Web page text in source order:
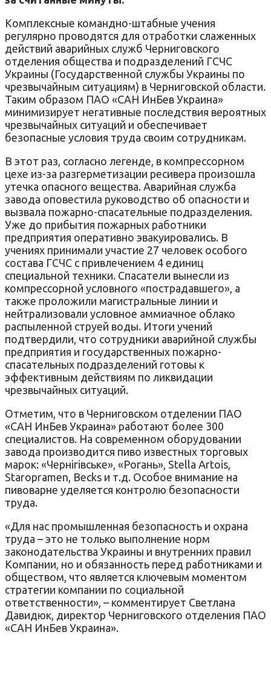
Комплексные командно-штабные учения
регулярно проводятся для отработки слаженных
действий аварийных служб Черниговского
отделения общества и подразделений ГСЧС
Украины (Государственной службы Украины по
чрезвычайным ситуациям) в Черниговской области.
Таким образом ПАО «САН ИнБев Украина»
минимизирует негативные последствия вероятных
чрезвычайных ситуаций и обеспечивает
безопасные условия труда своим сотрудникам.
В этот раз, согласно легенде, в компрессорном
цехе из-за разгерметизации ресивера произошла
утечка опасного вещества. Аварийная служба
завода оповестила руководство об опасности и
вызвала пожарно-спасательные подразделения.
Уже до прибытия пожарных работники
предприятия оперативно эвакуировались. В
учениях принимали участие 27 человек особого
состава ГСЧС с привлечением 4 единиц
специальной техники. Спасатели вынесли из
компрессорной условного «пострадавшего», а
также проложили магистральные линии и
нейтрализовали условное аммиачное облако
распыленной струей воды. Итоги учений
подтвердили, что сотрудники аварийной службы
предприятия и государственных пожарно-
спасательных подразделений готовы к
эффективным действиям по ликвидации
чрезвычайных ситуаций.
Отметим, что в Черниговском отделении ПАО
«САН ИнБев Украина» работают более 300
специалистов. На современном оборудовании
завода производится пиво известных торговых
марок: «Чернігівське», «Рогань», Stella Artois,
Staropramen, Becks и т.д. Особое внимание на
пивоварне уделяется контролю безопасности
труда.
«Для нас промышленная безопасность и охрана
труда – это не только выполнение норм
законодательства Украины и внутренних правил
Компании, но и обязанность перед работниками и
обществом, что является ключевым моментом
стратегии компании по социальной
ответственности», – комментирует Светлана
Давидюк, директор Черниговского отделения ПАО
«САН ИнБев Украина».